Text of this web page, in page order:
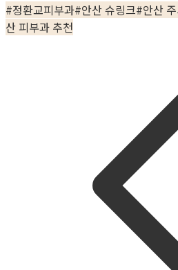
#정환교피부과#안산 슈링크#안산
산 피부과 추천